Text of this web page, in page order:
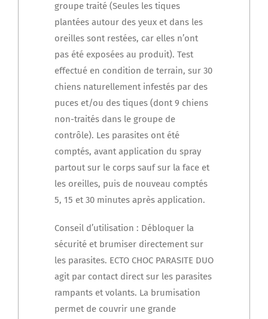
groupe traité (Seules les tiques
plantées autour des yeux et dans les
oreilles sont restées, car elles n’ont
pas été exposées au produit). Test
effectué en condition de terrain, sur 30
chiens naturellement infestés par des
puces et/ou des tiques (dont 9 chiens
non-traités dans le groupe de
contrôle). Les parasites ont été
comptés, avant application du spray
partout sur le corps sauf sur la face et
les oreilles, puis de nouveau comptés
5, 15 et 30 minutes après application.
Conseil d’utilisation : Débloquer la
sécurité et brumiser directement sur
les parasites. ECTO CHOC PARASITE DUO
agit par contact direct sur les parasites
rampants et volants. La brumisation
permet de couvrir une grande